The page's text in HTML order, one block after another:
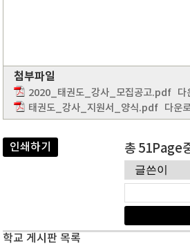
첨부파일
2020_태권도_강사_모집공고.pdf 다
태권도_강사_지원서_양식.pdf 다운
인쇄하기 총 51Page
학교 게시판 목록